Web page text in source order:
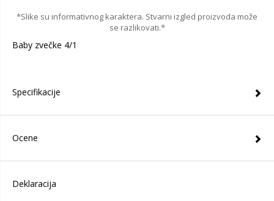
*Slike su informativnog karaktera. Stvarni izgled proizvoda može
se razlikovati.*
Baby zvečke 4/1
Specifikacije
Ocene
Deklaracija